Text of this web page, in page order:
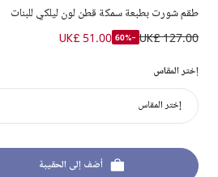
طقم شورت بطبعة سمكة قطن لون ليلكي للبنات
UK£ 127.00
-60%
UK£ 51.00
إختر المقاس
إختر المقاس
أضف إلى الحقيبة